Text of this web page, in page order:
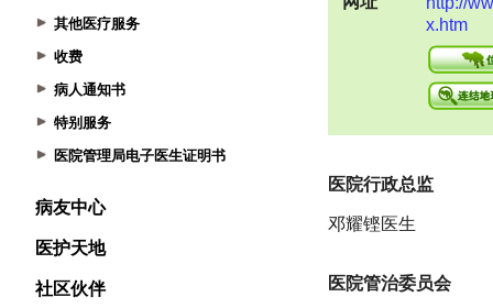
其他医疗服务
收费
病人通知书
特别服务
医院管理局电子医生证明书
病友中心
医护天地
社区伙伴